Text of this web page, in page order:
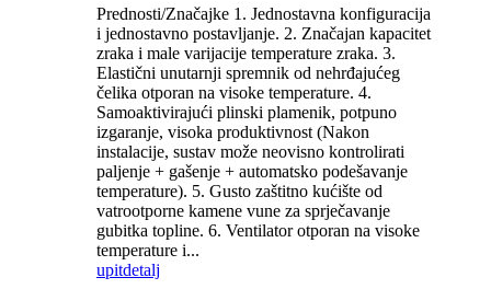
Prednosti/Značajke 1. Jednostavna konfiguracija
i jednostavno postavljanje. 2. Značajan kapacitet
zraka i male varijacije temperature zraka. 3.
Elastični unutarnji spremnik od nehrđajućeg
čelika otporan na visoke temperature. 4.
Samoaktivirajući plinski plamenik, potpuno
izgaranje, visoka produktivnost (Nakon
instalacije, sustav može neovisno kontrolirati
paljenje + gašenje + automatsko podešavanje
temperature). 5. Gusto zaštitno kućište od
vatrootporne kamene vune za sprječavanje
gubitka topline. 6. Ventilator otporan na visoke
temperature i...
upitdetalj